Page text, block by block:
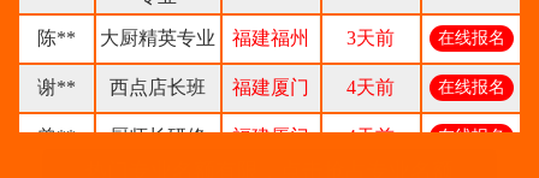
陈** 大厨精英专业 福建福州 3天前 在线报名
谢** 西点店长班 福建厦门 4天前 在线报名
曾** 厨师长研修 福建厦门 4天前 在线报名